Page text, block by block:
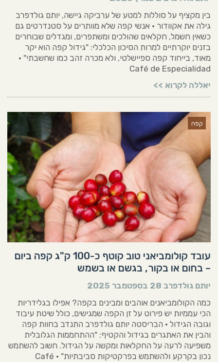
בין מקציף על סוללות למטע של ערביקה גיישה, יותם גולדפרב
גילה את אקוודור • אנשי קפה שלא מוותרים על סטנדרטים גם
כשאין חשמל, חקלאים שהולכים ומשתפרים, ומגדלים שבוחרים
בזנים יוקרתיים למרות הסיכון הכלכלי: "גידול קפה הוא יקר
מאוד, בייחוד קפה ספיישלטי, ולא מכרה זהב כמו שחשבתי" •
Café de Especialidad
יאללה לקרוא >>
קפה
עובד קולומביאני טוב קוטף כ-100 ק"ג קפה ביום
– בחום או בקור, בגשם או בשמש
יותם גולדפרב 28 בספטמבר 2025
כמה הקולומביאנים אוהבים ומבינים בקפה? אפילו בגלידריות
הכי עממיות יש פירוט על זן הקפה שמגישים, כולל שיטת עיבוד
וגובה הגידול • הבריסטה יותם גולדפרב התנדב בחוות קפה
והבין את האתגרים בגידול והקטיף: "ההתחממות הגלובלית
משפיעה לרעה על החקלאות ומקשה על הגידול. חשוב להשתמש
נכון בקרקע ולהשתמש בפרקטיקות סביבתיות" • Café